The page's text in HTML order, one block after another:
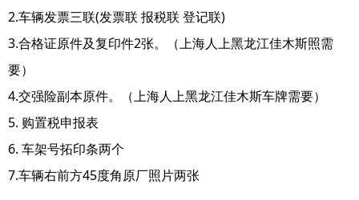
2.车辆发票三联(发票联 报税联 登记联)
3.合格证原件及复印件2张。（上海人上黑龙江佳木斯照需
要）
4.交强险副本原件。（上海人上黑龙江佳木斯车牌需要）
5. 购置税申报表
6. 车架号拓印条两个
7.车辆右前方45度角原厂照片两张